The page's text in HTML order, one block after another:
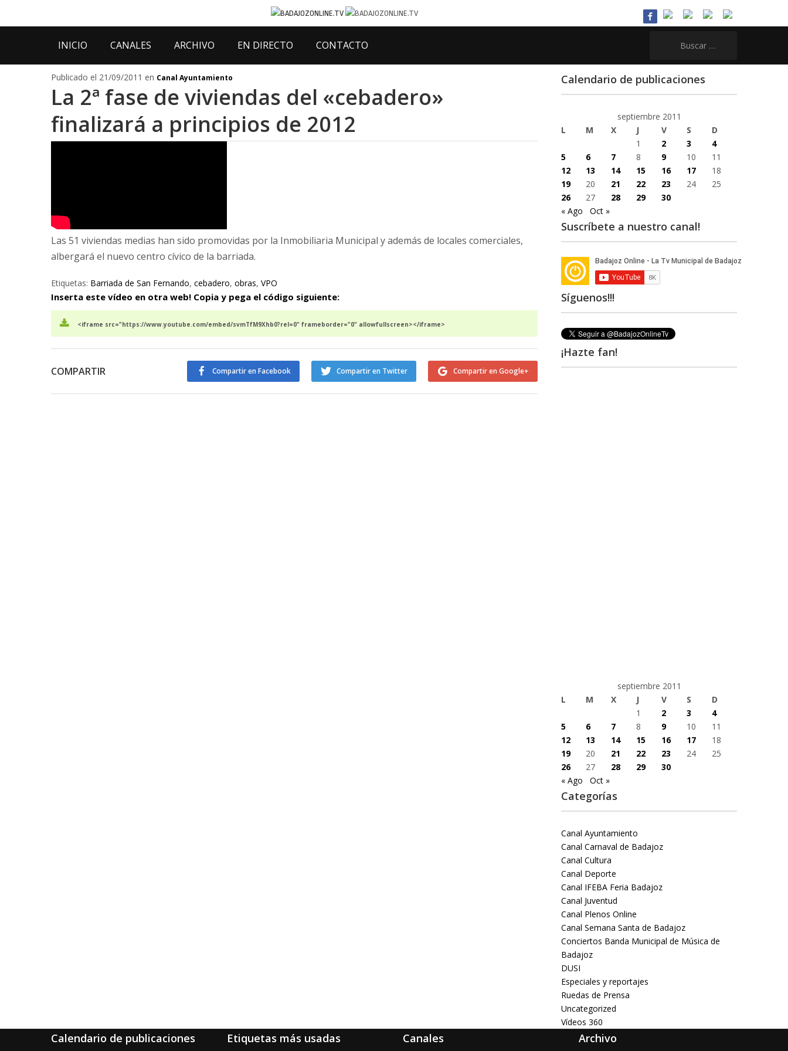
INICIO CANALES ARCHIVO EN DIRECTO CONTACTO
Publicado el 21/09/2011 en Canal Ayuntamiento
La 2ª fase de viviendas del «cebadero»
finalizará a principios de 2012
Las 51 viviendas medias han sido promovidas por la Inmobiliaria Municipal y además de locales comerciales,
albergará el nuevo centro cívico de la barriada.
Etiquetas: Barriada de San Fernando, cebadero, obras, VPO
Inserta este vídeo en otra web! Copia y pega el código siguiente:
<iframe src="https://www.youtube.com/embed/svmTfM9Xhb0?rel=0" frameborder="0" allowfullscreen></iframe>
COMPARTIR Compartir en Google+
Compartir en Twitter
Compartir en Facebook
Calendario de publicaciones
septiembre 2011
L
M X J V S
D
1
2 3
4
5
6 7 8 9 10
11
12
13 14 15 16 17
18
19
20 21 22 23 24
25
26
27 28 29
30
« Ago
Oct »
Suscríbete a nuestro canal!
Síguenos!!!
¡Hazte fan!
septiembre 2011
L
M X J V S
D
1
2 3
4
5
6 7 8 9 10
11
12
13 14 15 16 17
18
19
20 21 22 23 24
25
26
27 28 29
30
« Ago
Oct »
Categorías
Canal Ayuntamiento
Canal Carnaval de Badajoz
Canal Cultura
Canal Deporte
Canal IFEBA Feria Badajoz
Canal Juventud
Canal Plenos Online
Canal Semana Santa de Badajoz
Conciertos Banda Municipal de Música de
Badajoz
DUSI
Especiales y reportajes
Ruedas de Prensa
Uncategorized
Vídeos 360
Calendario de publicaciones Etiquetas más usadas Canales Archivo